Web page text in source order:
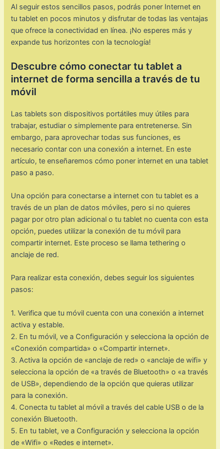
Al seguir estos sencillos pasos, podrás poner Internet en
tu tablet en pocos minutos y disfrutar de todas las ventajas
que ofrece la conectividad en línea. ¡No esperes más y
expande tus horizontes con la tecnología!
Descubre cómo conectar tu tablet a
internet de forma sencilla a través de tu
móvil
Las tablets son dispositivos portátiles muy útiles para
trabajar, estudiar o simplemente para entretenerse. Sin
embargo, para aprovechar todas sus funciones, es
necesario contar con una conexión a internet. En este
artículo, te enseñaremos cómo poner internet en una tablet
paso a paso.
Una opción para conectarse a internet con tu tablet es a
través de un plan de datos móviles, pero si no quieres
pagar por otro plan adicional o tu tablet no cuenta con esta
opción, puedes utilizar la conexión de tu móvil para
compartir internet. Este proceso se llama tethering o
anclaje de red.
Para realizar esta conexión, debes seguir los siguientes
pasos:
1. Verifica que tu móvil cuenta con una conexión a internet
activa y estable.
2. En tu móvil, ve a Configuración y selecciona la opción de
«Conexión compartida» o «Compartir internet».
3. Activa la opción de «anclaje de red» o «anclaje de wifi» y
selecciona la opción de «a través de Bluetooth» o «a través
de USB», dependiendo de la opción que quieras utilizar
para la conexión.
4. Conecta tu tablet al móvil a través del cable USB o de la
conexión Bluetooth.
5. En tu tablet, ve a Configuración y selecciona la opción
de «Wifi» o «Redes e internet».